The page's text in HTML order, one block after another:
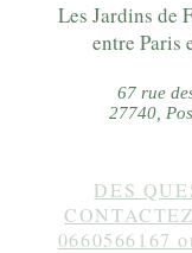
Les Jardins de
entre Paris
67 rue
27740,
DES
0660566167